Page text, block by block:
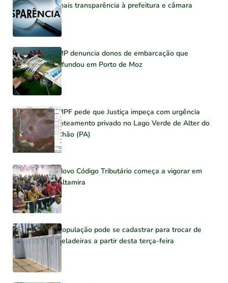
mais transparência à prefeitura e câmara
MP denuncia donos de embarcação que
afundou em Porto de Moz
MPF pede que Justiça impeça com urgência
loteamento privado no Lago Verde de Alter do
Chão (PA)
Novo Código Tributário começa a vigorar em
Altamira
População pode se cadastrar para trocar de
geladeiras a partir desta terça-feira